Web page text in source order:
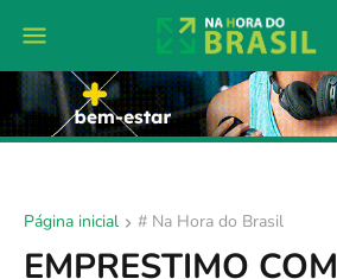
Página inicial # Na Hora do Brasil
EMPRESTIMO COM